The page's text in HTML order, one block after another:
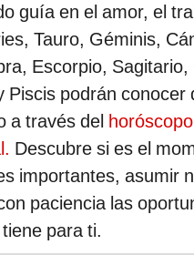
guía en el amor, el
Tauro, Géminis,
Escorpio, Sagitario,
Piscis podrán conocer
a través del
Descubre si es el
importantes, asumir
paciencia las
para ti.